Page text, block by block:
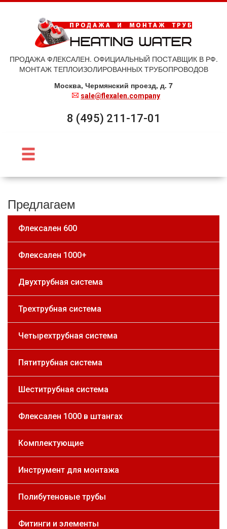
ПРОДАЖА ФЛЕКСАЛЕН. ОФИЦИАЛЬНЫЙ ПОСТАВЩИК В РФ.
МОНТАЖ ТЕПЛОИЗОЛИРОВАННЫХ ТРУБОПРОВОДОВ
Москва, Чермянский проезд, д. 7
sale@flexalen.company
8 (495) 211-17-01
Предлагаем
Флексален 600
Флексален 1000+
Двухтрубная система
Трехтрубная система
Четырехтрубная система
Пятитрубная система
Шеститрубная система
Флексален 1000 в штангах
Комплектующие
Инструмент для монтажа
Полибутеновые трубы
Фитинги и элементы